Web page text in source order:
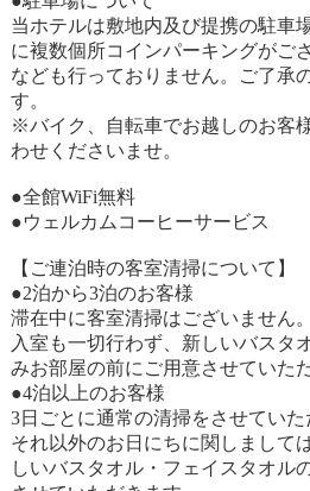
当ホテルは敷地内及び提携の駐車
に複数個所コインパーキングがご
なども行っておりません。ご了承
す。
※バイク、自転車でお越しのお客
わせくださいませ。
●全館WiFi無料
●ウェルカムコーヒーサービス
【ご連泊時の客室清掃について】
●2泊から3泊のお客様
滞在中に客室清掃はございません。
入室も一切行わず、新しいバスタ
みお部屋の前にご用意させていた
●4泊以上のお客様
3日ごとに通常の清掃をさせていた
それ以外のお日にちに関しまして
しいバスタオル・フェイスタオル